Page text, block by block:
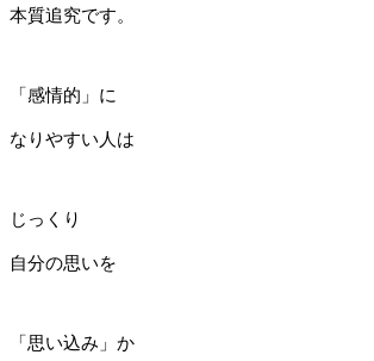
本質追究です。
「感情的」に
なりやすい人は
じっくり
自分の思いを
「思い込み」か